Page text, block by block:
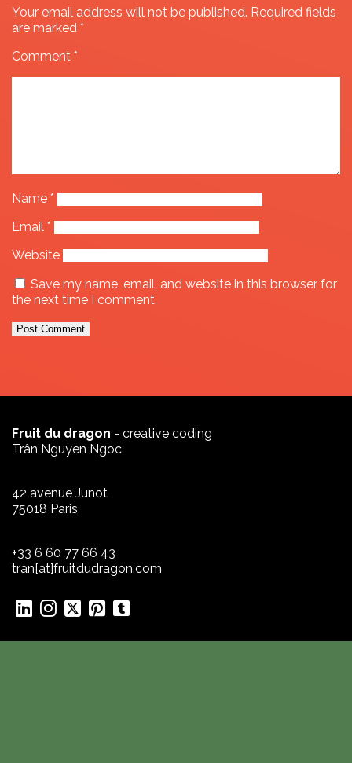
Your email address will not be published. Required fields
are marked *
Comment *
Name *
Email *
Website
Save my name, email, and website in this browser for
the next time I comment.
Fruit du dragon - creative coding
Trân Nguyen Ngoc
42 avenue Junot
75018 Paris
+33 6 60 77 66 43
tran[at]fruitdudragon.com